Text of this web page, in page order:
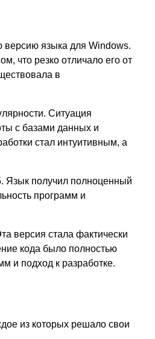
версию языка для Windows.
что резко отличало его от
в
Ситуация
с базами данных и
стал интуитивным, а
Язык получил полноценный
программ и
версия стала фактически
кода было полностью
и подход к разработке.
из которых решало свои